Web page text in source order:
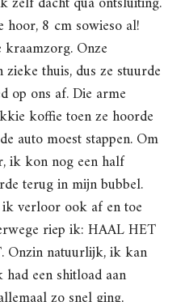
hoor, 8 cm sowieso al!
kraamzorg. Onze
thuis, dus ze stuurde
op ons af. Die arme
koffie toen ze hoorde
auto moest stappen. Om
ik kon nog een half
terug in mijn bubbel.
verloor ook af en toe
riep ik: HAAL HET
natuurlijk, ik kan
een shitload aan